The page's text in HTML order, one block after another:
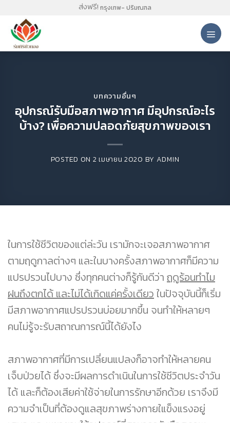
content
ส่งฟรี! กรุงเทพ- ปริมณฑล
บทความอื่นๆ
อุปกรณ์รับมือสภาพอากาศ มีอุปกรณ์อะไร
บ้าง? เพื่อความปลอดภัยสุขภาพของเรา
POSTED ON 2 เมษายน 2020 BY ADMIN
ในการใช้ชีวิตของแต่ล่ะวัน เรามักจะเจอสภาพอากาศ
ตามฤดูกาลต่างๆ และในบางครั้งสภาพอากาศก็มีความ
แปรปรวนไปบาง ซึ่งทุกคนต่างก็รู้กันดีว่า ฤดูร้อนทำไม
ฝนถึงตกได้ และไม่ได้เกิดแค่ครั้งเดียวในปัจจุบันนี้ก็เริ่ม
มีสภาพอากาศแปรปรวนบ่อยมากขึ้น จนทำให้หลายๆ
คนไม่รู้จะรับสถาณการณ์นี้ได้ยังไง
สภาพอากาศที่มีการเปลี่ยนแปลงก็อาจทำให้หลายคน
เจ็บป่วยได้ ซึ่งจะมีผลการดำเนินในการใช้ชีวิตประจำวัน
ได้ และก็ต้องเสียค่าใช้จ่ายในการรักษาอีกด้วย เราจึงมี
ความจำเป็นที่ต้องดูแลสุขภาพร่างกายใแข็งแรงอยู่